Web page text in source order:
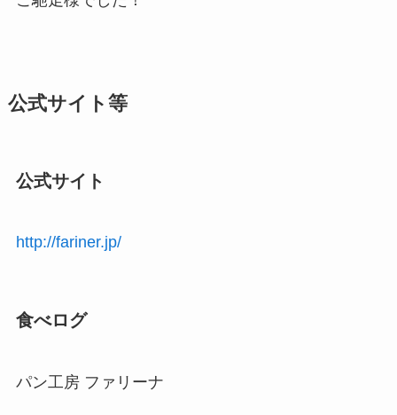
公式サイト等
公式サイト
http://fariner.jp/
食べログ
パン工房 ファリーナ